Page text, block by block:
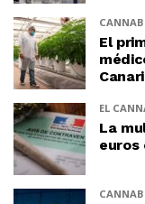
El
EL
La
euros